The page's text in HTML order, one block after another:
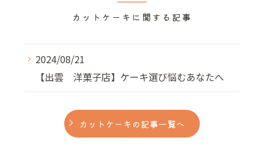
カットケーキに関する記事
2024/08/21
【出雲 洋菓子店】ケーキ選び悩むあなたへ
カットケーキの記事一覧へ